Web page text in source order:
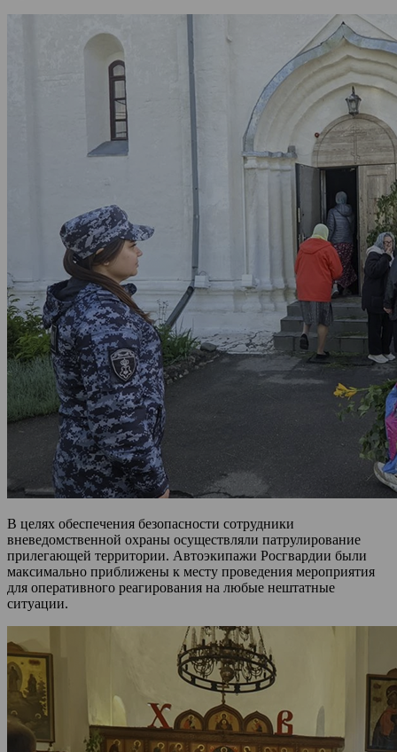
В целях обеспечения безопасности сотрудники
вневедомственной охраны осуществляли патрулирование
прилегающей территории. Автоэкипажи Росгвардии были
максимально приближены к месту проведения мероприятия
для оперативного реагирования на любые нештатные
ситуации.